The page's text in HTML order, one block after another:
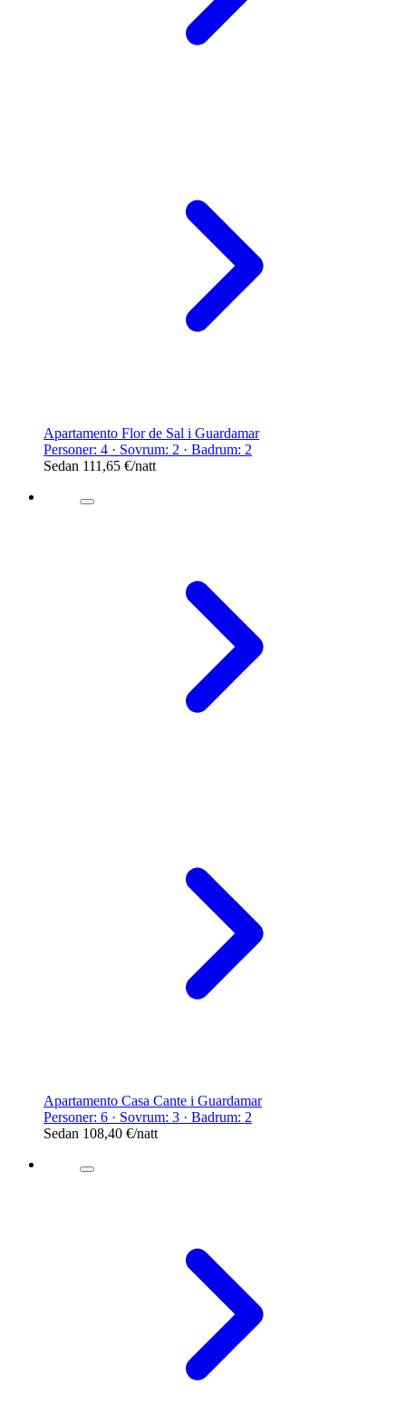
Apartamento Flor de Sal i Guardamar
Personer: 4 · Sovrum: 2 · Badrum: 2
Sedan 111,65 €/natt
Apartamento Casa Cante i Guardamar
Personer: 6 · Sovrum: 3 · Badrum: 2
Sedan 108,40 €/natt